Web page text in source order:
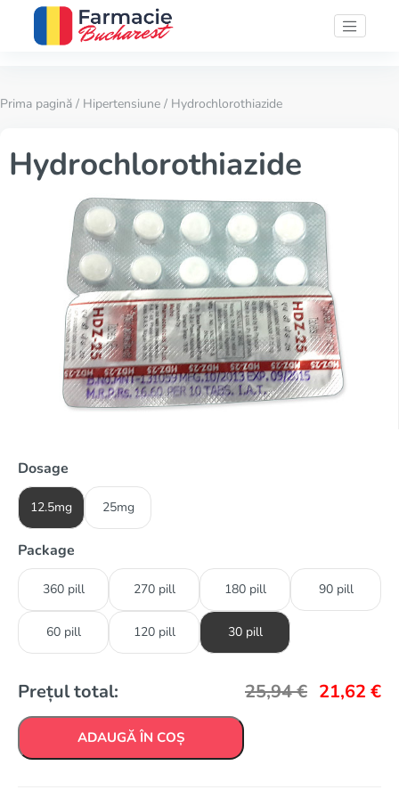
Prima pagină / Hipertensiune / Hydrochlorothiazide
Hydrochlorothiazide
Dosage
12.5mg 25mg
Package
360 pill 270 pill 180 pill 90 pill
60 pill 120 pill 30 pill
Prețul total: 25,94€ 21,62 €
ADAUGĂ ÎN COȘ